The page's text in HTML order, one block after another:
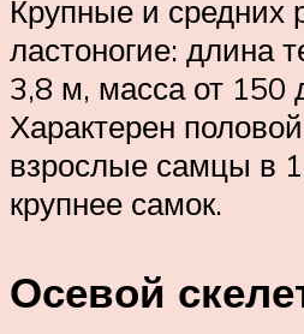
Крупные и средних
ластоногие: длина
3,8 м, масса от 150
Характерен
взрослые самцы в
крупнее самок.
Осевой